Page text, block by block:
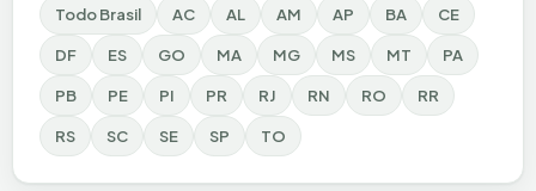
Todo Brasil AC AL AM AP BA CE
DF ES GO MA MG MS MT PA
PB PE PI PR RJ RN RO RR
RS SC SE SP TO